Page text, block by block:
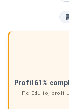
Profil 61%
Pe Edulio,